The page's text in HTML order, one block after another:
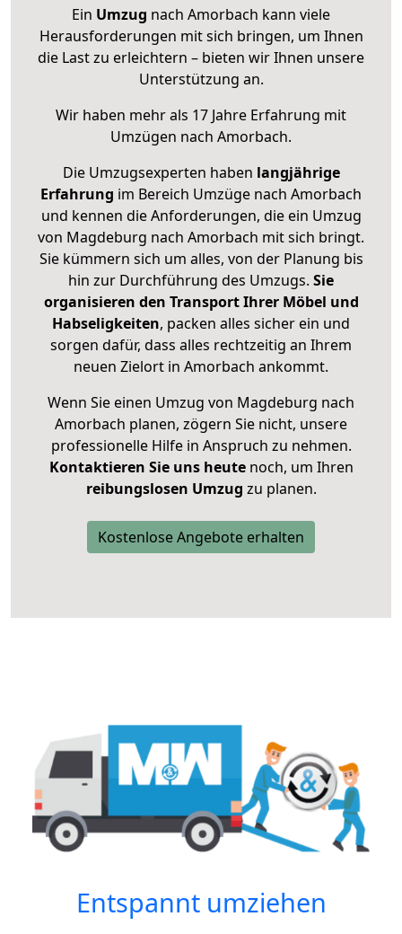
Ein Umzug nach Amorbach kann viele
Herausforderungen mit sich bringen, um Ihnen
die Last zu erleichtern – bieten wir Ihnen unsere
Unterstützung an.
Wir haben mehr als 17 Jahre Erfahrung mit
Umzügen nach Amorbach.
Die Umzugsexperten haben langjährige
Erfahrung im Bereich Umzüge nach Amorbach
und kennen die Anforderungen, die ein Umzug
von Magdeburg nach Amorbach mit sich bringt.
Sie kümmern sich um alles, von der Planung bis
hin zur Durchführung des Umzugs. Sie
organisieren den Transport Ihrer Möbel und
Habseligkeiten, packen alles sicher ein und
sorgen dafür, dass alles rechtzeitig an Ihrem
neuen Zielort in Amorbach ankommt.
Wenn Sie einen Umzug von Magdeburg nach
Amorbach planen, zögern Sie nicht, unsere
professionelle Hilfe in Anspruch zu nehmen.
Kontaktieren Sie uns heutenoch, um Ihren
reibungslosen Umzug zu planen.
Kostenlose Angebote erhalten
Entspannt umziehen